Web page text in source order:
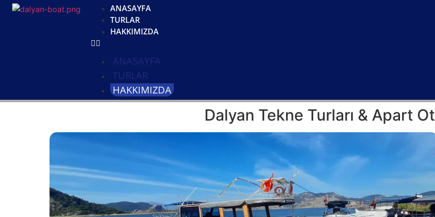
ANASAYFA
TURLAR
HAKKIMIZDA
ANASAYFA
TURLAR
HAKKIMIZDA
Dalyan Tekne Turları & Apart